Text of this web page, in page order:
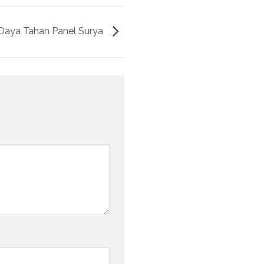
Daya Tahan Panel Surya